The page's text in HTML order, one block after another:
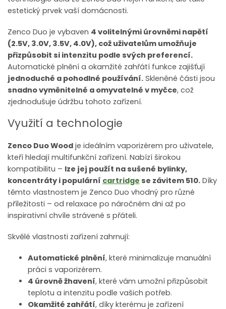
estetický prvek vaší domácnosti.
Zenco Duo je vybaven 4 volitelnými úrovněmi napětí
(2.5V, 3.0V, 3.5V, 4.0V), což uživatelům umožňuje
přizpůsobit si intenzitu podle svých preferencí.
Automatické plnění a okamžité zahřátí funkce zajišťují
jednoduché a pohodlné používání. Skleněné části jsou
snadno vyměnitelné a omyvatelné v myčce, což
zjednodušuje údržbu tohoto zařízení.
Využití a technologie
Zenco Duo Wood je ideálním vaporizérem pro uživatele,
kteří hledají multifunkční zařízení. Nabízí širokou
kompatibilitu – lze jej použít na sušené bylinky,
koncentráty i populární cartridge se závitem 510. Díky
těmto vlastnostem je Zenco Duo vhodný pro různé
příležitosti – od relaxace po náročném dni až po
inspirativní chvíle strávené s přáteli.
Skvělé vlastnosti zařízení zahrnují:
Automatické plnění, které minimalizuje manuální
práci s vaporizérem.
4 úrovně žhavení, které vám umožní přizpůsobit
teplotu a intenzitu podle vašich potřeb.
Okamžité zahřátí, díky kterému je zařízení